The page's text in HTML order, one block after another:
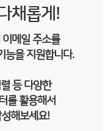
채롭게!
메일 주소를
능을 지원합니다.
등 다양한
를 활용해서
해보세요!